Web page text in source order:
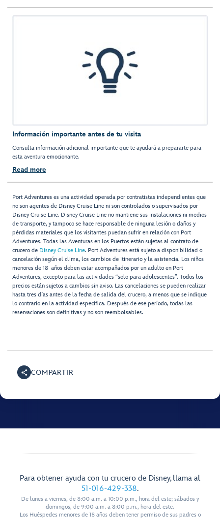
Información importante antes de tu visita
Consulta información adicional importante que te ayudará a prepararte para
esta aventura emocionante.
Read more
Port Adventures es una actividad operada por contratistas independientes que
no son agentes de Disney Cruise Line ni son controlados o supervisados por
Disney Cruise Line. Disney Cruise Line no mantiene sus instalaciones ni medios
de transporte, y tampoco se hace responsable de ninguna lesión o daños y
pérdidas materiales que los visitantes puedan sufrir en relación con Port
Adventures. Todas las Aventuras en los Puertos están sujetas al contrato de
crucero de Disney Cruise Line. Port Adventures está sujeto a disponibilidad o
cancelación según el clima, los cambios de itinerario y la asistencia. Los niños
menores de 18 años deben estar acompañados por un adulto en Port
Adventures, excepto para las actividades “solo para adolescentes”. Todos los
precios están sujetos a cambios sin aviso. Las cancelaciones se pueden realizar
hasta tres días antes de la fecha de salida del crucero, a menos que se indique
lo contrario en la actividad específica. Después de ese período, todas las
reservaciones son definitivas y no son reembolsables.
COMPARTIR
Para obtener ayuda con tu crucero de Disney, llama al
51-016-429-338.
De lunes a viernes, de 8:00 a.m. a 10:00 p.m., hora del este; sábados y
domingos, de 9:00 a.m. a 8:00 p.m., hora del este.
Los Huéspedes menores de 18 años deben tener permiso de sus padres o